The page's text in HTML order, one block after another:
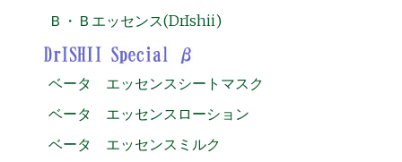
Ｂ・Ｂエッセンス(DrIshii)
ベータ エッセンスシートマスク
ベータ エッセンスローション
ベータ エッセンスミルク